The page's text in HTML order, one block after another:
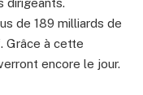
de 189 milliards de
Grâce à cette
encore le jour.